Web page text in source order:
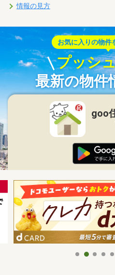
情報の見方
お気に入りの物件
プッシ
最新の物件
goo